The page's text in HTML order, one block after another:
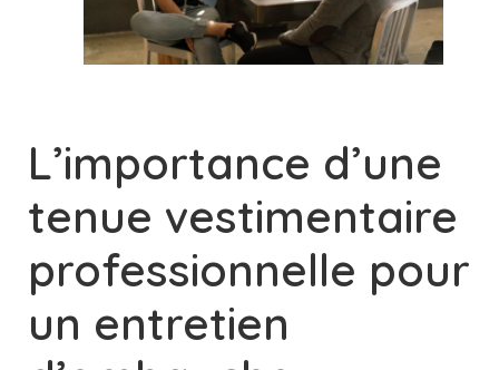
L’importance d’une
tenue vestimentaire
professionnelle pour
un entretien